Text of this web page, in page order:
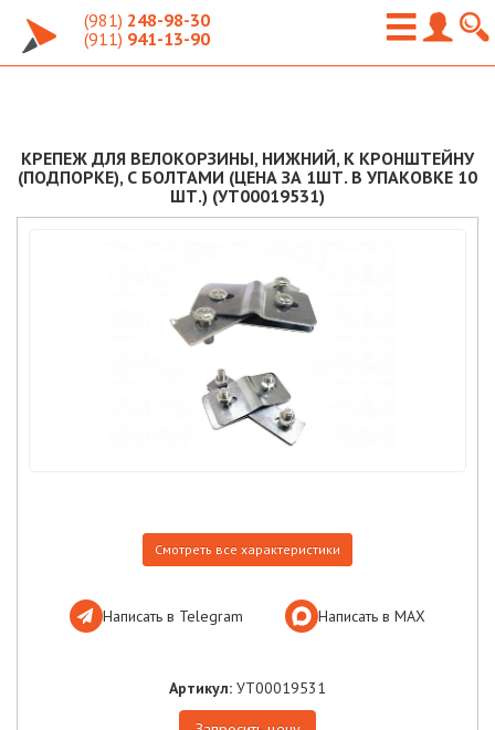
(981) 248-98-30
(911) 941-13-90
КРЕПЕЖ ДЛЯ ВЕЛОКОРЗИНЫ, НИЖНИЙ, К КРОНШТЕЙНУ
(ПОДПОРКЕ), С БОЛТАМИ (ЦЕНА ЗА 1ШТ. В УПАКОВКЕ 10
ШТ.) (УТ00019531)
Смотреть все характеристики
Написать в Telegram Написать в МАХ
Артикул: УТ00019531